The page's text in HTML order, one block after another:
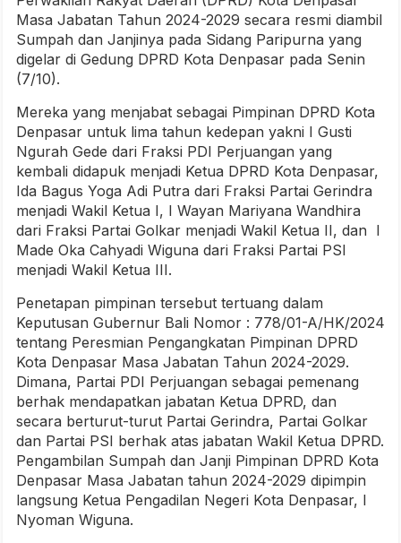
Masa Jabatan Tahun 2024-2029 secara resmi diambil
Sumpah dan Janjinya pada Sidang Paripurna yang
digelar di Gedung DPRD Kota Denpasar pada Senin
(7/10).
Mereka yang menjabat sebagai Pimpinan DPRD Kota
Denpasar untuk lima tahun kedepan yakni I Gusti
Ngurah Gede dari Fraksi PDI Perjuangan yang
kembali didapuk menjadi Ketua DPRD Kota Denpasar,
Ida Bagus Yoga Adi Putra dari Fraksi Partai Gerindra
menjadi Wakil Ketua I, I Wayan Mariyana Wandhira
dari Fraksi Partai Golkar menjadi Wakil Ketua II, dan I
Made Oka Cahyadi Wiguna dari Fraksi Partai PSI
menjadi Wakil Ketua III.
Penetapan pimpinan tersebut tertuang dalam
Keputusan Gubernur Bali Nomor : 778/01-A/HK/2024
tentang Peresmian Pengangkatan Pimpinan DPRD
Kota Denpasar Masa Jabatan Tahun 2024-2029.
Dimana, Partai PDI Perjuangan sebagai pemenang
berhak mendapatkan jabatan Ketua DPRD, dan
secara berturut-turut Partai Gerindra, Partai Golkar
dan Partai PSI berhak atas jabatan Wakil Ketua DPRD.
Pengambilan Sumpah dan Janji Pimpinan DPRD Kota
Denpasar Masa Jabatan tahun 2024-2029 dipimpin
langsung Ketua Pengadilan Negeri Kota Denpasar, I
Nyoman Wiguna.